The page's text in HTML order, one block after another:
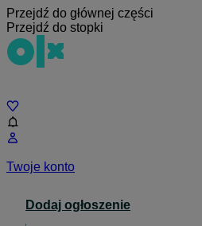
Przejdź do głównej części
Przejdź do stopki
Twoje konto
Dodaj ogłoszenie